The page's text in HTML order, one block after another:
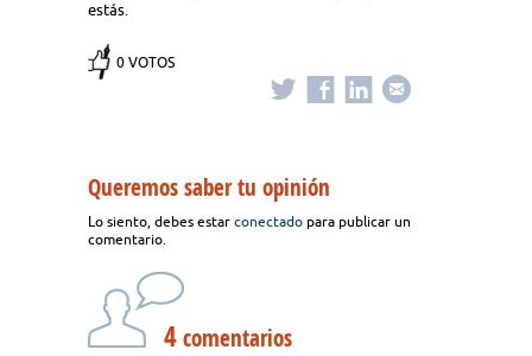
estás.
0 VOTOS
Queremos saber tu opinión
Lo siento, debes estar conectado para publicar un
comentario.
4comentarios